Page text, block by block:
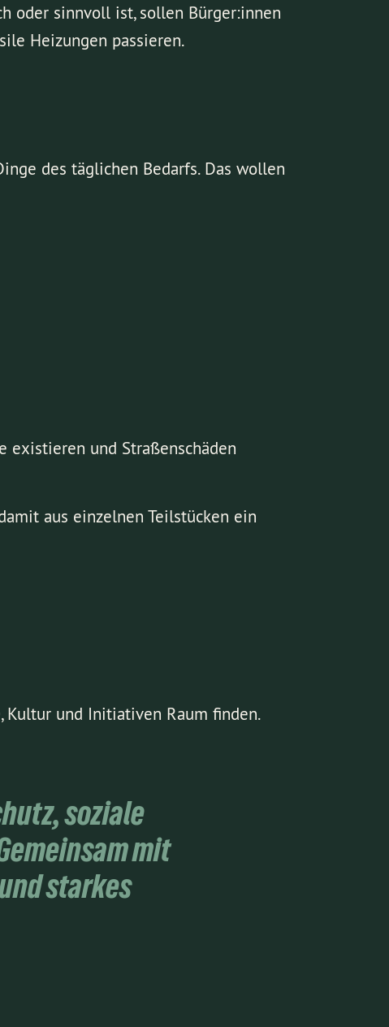
oder sinnvoll ist, sollen Bürger:innen
Heizungen passieren.
des täglichen Bedarfs. Das wollen
existieren und Straßenschäden
aus einzelnen Teilstücken ein
und Initiativen Raum finden.
soziale
mit
starkes